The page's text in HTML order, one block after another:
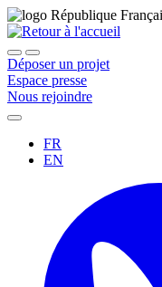
Déposer un projet
Espace presse
Nous rejoindre
FR
EN